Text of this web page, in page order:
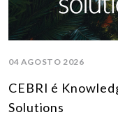
04 AGOSTO 2026
CEBRI é
Solutions